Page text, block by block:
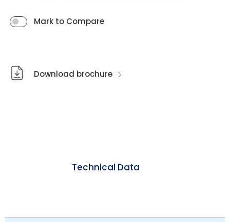
Mark to Compare
Download brochure
Technical Data